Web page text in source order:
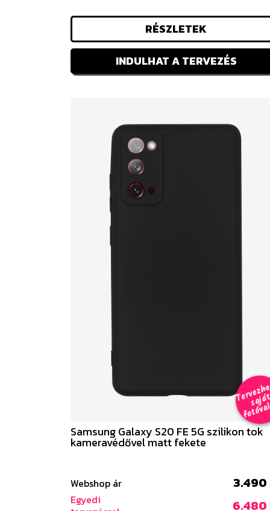
RÉSZLETEK
INDULHAT A TERVEZÉS
T
t
al
Samsung Galaxy S20 FE 5G szilikon tok
kameravédővel matt fekete
Webshop ár 3.490
Egyedi
6.480